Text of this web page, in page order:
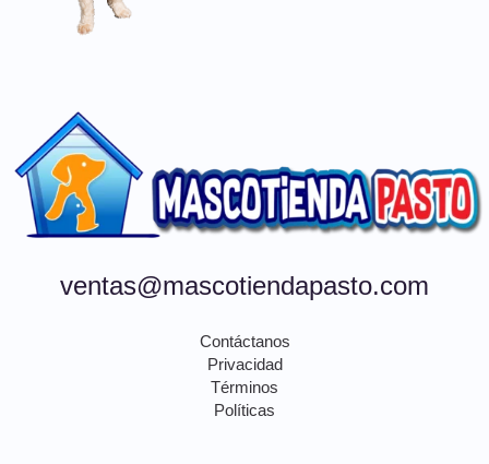
ventas@mascotiendapasto.com
Contáctanos
Privacidad
Términos
Políticas